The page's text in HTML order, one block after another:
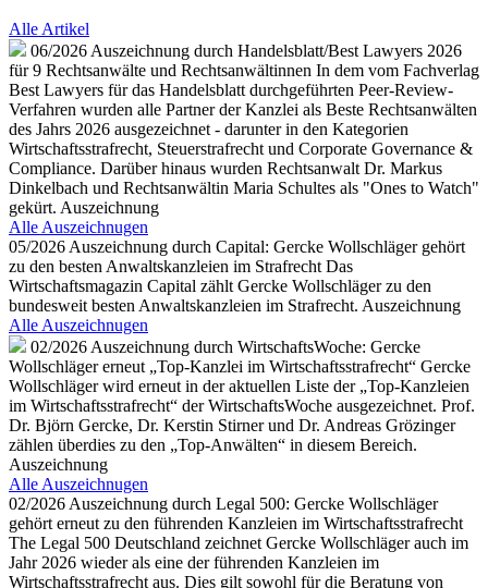
Alle Artikel
06/2026Auszeichnung durch Handelsblatt/Best Lawyers 2026
für 9 Rechtsanwälte und Rechtsanwältinnen In dem vom Fachverlag
Best Lawyers für das Handelsblatt durchgeführten Peer-Review-
Verfahren wurden alle Partner der Kanzlei als Beste Rechtsanwälten
des Jahrs 2026 ausgezeichnet - darunter in den Kategorien
Wirtschaftsstrafrecht, Steuerstrafrecht und Corporate Governance &
Compliance. Darüber hinaus wurden Rechtsanwalt Dr. Markus
Dinkelbach und Rechtsanwältin Maria Schultes als "Ones to Watch"
gekürt. Auszeichnung
Alle Auszeichnugen
05/2026Auszeichnung durch Capital: Gercke Wollschläger gehört
zu den besten Anwaltskanzleien im Strafrecht Das
Wirtschaftsmagazin Capital zählt Gercke Wollschläger zu den
bundesweit besten Anwaltskanzleien im Strafrecht. Auszeichnung
Alle Auszeichnugen
02/2026Auszeichnung durch WirtschaftsWoche: Gercke
Wollschläger erneut „Top-Kanzlei im Wirtschaftsstrafrecht“ Gercke
Wollschläger wird erneut in der aktuellen Liste der „Top‑Kanzleien
im Wirtschaftsstrafrecht“ der WirtschaftsWoche ausgezeichnet. Prof.
Dr. Björn Gercke, Dr. Kerstin Stirner und Dr. Andreas Grözinger
zählen überdies zu den „Top-Anwälten“ in diesem Bereich.
Auszeichnung
Alle Auszeichnugen
02/2026Auszeichnung durch Legal 500: Gercke Wollschläger
gehört erneut zu den führenden Kanzleien im Wirtschaftsstrafrecht
The Legal 500 Deutschland zeichnet Gercke Wollschläger auch im
Jahr 2026 wieder als eine der führenden Kanzleien im
Wirtschaftsstrafrecht aus. Dies gilt sowohl für die Beratung von